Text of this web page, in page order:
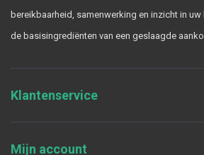
bereikbaarheid, samenwerking en inzicht in
de basisingrediënten van een geslaagde
Klantenservice
Mijn account